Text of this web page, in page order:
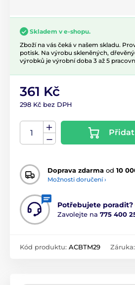
Skladem v e-shopu.
Zboží na vás čeká v našem skladu.
potisk. Na výrobu skleněných,
výrobků je výrobní doba 3 až 5
361 Kč
298 Kč bez DPH
Doprava zdarma od 10
Možnosti doručení ›
Potřebujete poradit?
Zavolejte na 775 400
Kód produktu: ACBTM29 Záruka: